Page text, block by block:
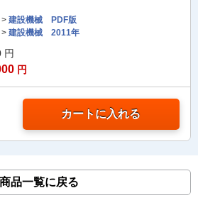
> 建設機械 PDF版
> 建設機械 2011年
円
円
カートに入れる
商品一覧に戻る